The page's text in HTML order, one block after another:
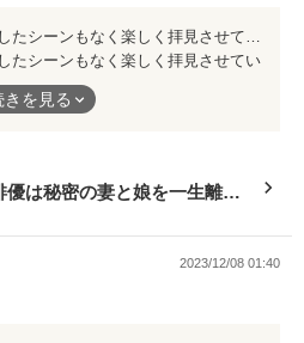
全体的に前向きでドロドロしたシーンもなく楽しく拝見させていただきました。途中、大学の先輩が記者で出てきた時にスクープされるのかと一瞬思ったけど、ただの通りすがりのAみたいな感じで良かったような…？ しかし最近の3歳ってすごくしっかりしてるんだなーと、こういう設定って3歳児とかってよく出てきてみんなしっかりしてるのをみて、時代の流れか？なんて思うところです。
たシーンもなく楽しく拝見させてい
先輩が記者で出てきた時にスクープ
、ただの通りすがりのAみたいな感
設定って3歳児とかってよく出てき
みて、時代の流れか？なんて思うと
きを見る
優は秘密の妻と娘を一生離さ
2023/12/08 01:40